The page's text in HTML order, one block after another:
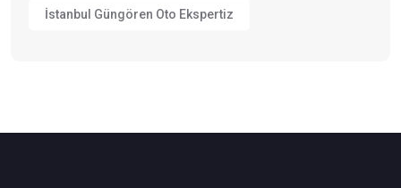
İstanbul Güngören Oto Ekspertiz